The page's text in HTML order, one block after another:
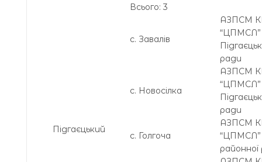
Всього: 3
Підгаєцький
с. Завалів
АЗПСМ
ради
с. Новосілка
АЗПСМ
ради
с. Голгоча
АЗПСМ
“ЦПМСЛ”